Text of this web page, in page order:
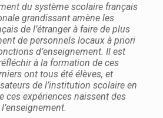
du système scolaire français
grandissant amène les
de l’étranger à faire de plus
de personnels locaux à priori
d’enseignement. Il est
à la formation de ces
ont tous été élèves, et
de l’institution scolaire en
ces expériences naissent des